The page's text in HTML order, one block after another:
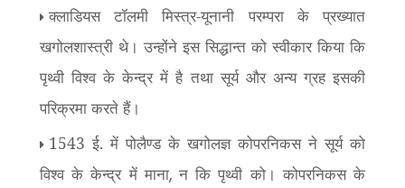
क्लाडियस टॉलमी मिस्त्र-यूनानी परम्परा के प्रख्यात
खगोलशास्त्री थे। उन्होंने इस सिद्धान्त को स्वीकार किया कि
पृथ्वी विश्व के केन्द्र में है तथा सूर्य और अन्य ग्रह इसकी
परिक्रमा करते हैं।
1543 ई. में पोलैण्ड के खगोलज्ञ कोपरनिकस ने सूर्य को
विश्व के केन्द्र में माना,न कि पृथ्वी को। कोपरनिकस के